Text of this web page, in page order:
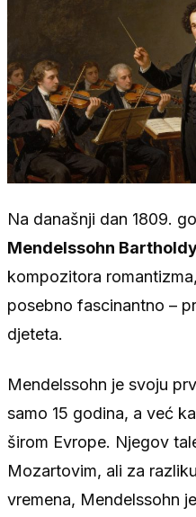
Na današnji dan 1809.
Mendelssohn
kompozitora
posebno fascinantno –
djeteta.
Mendelssohn je svoju
samo 15 godina, a već
širom Evrope. Njegov
Mozartovim, ali za
vremena, Mendelssohn